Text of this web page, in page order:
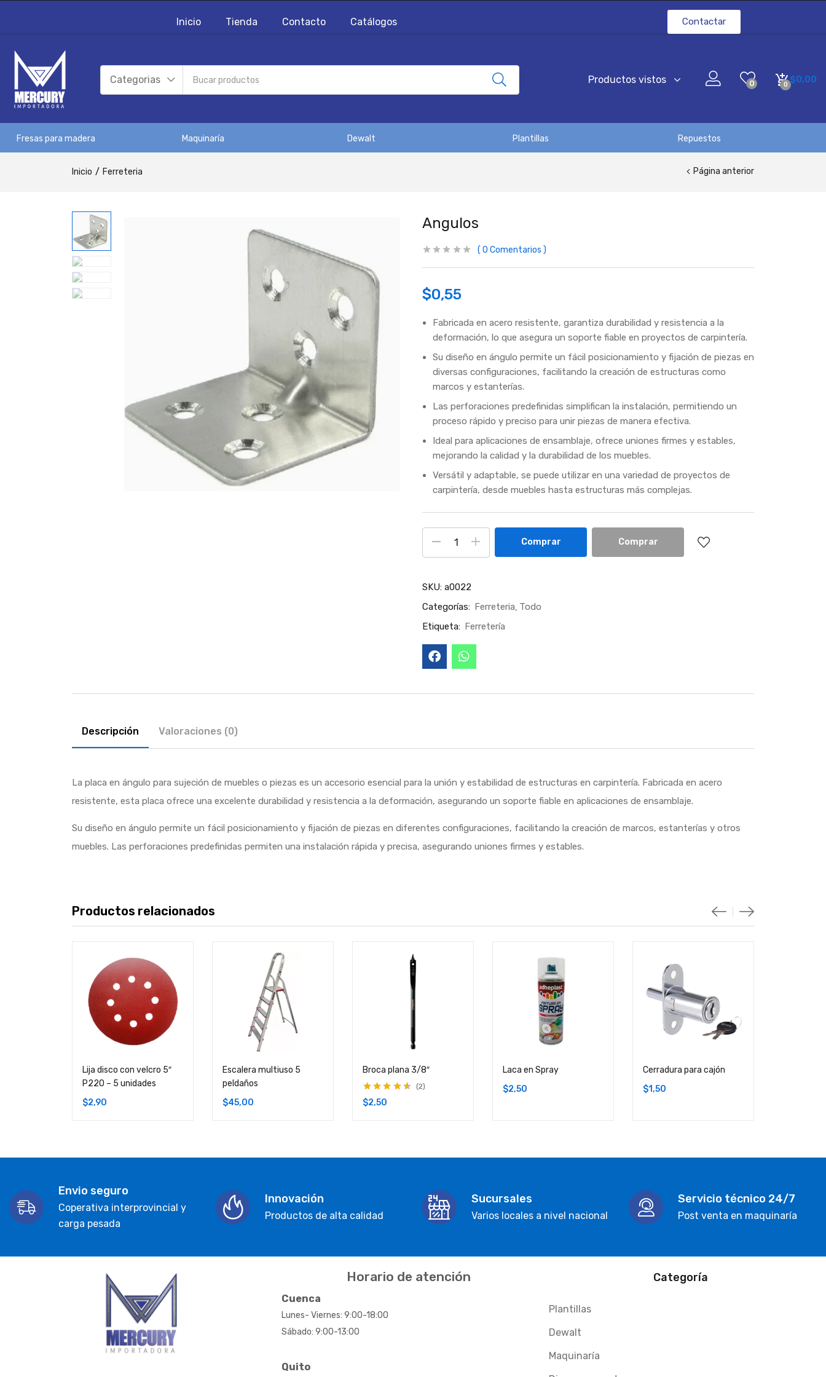
Inicio Tienda Contacto Catálogos Contactar
Categorias Productos vistos 0 0 $0,00
Fresas para madera Maquinaría Dewalt Plantillas Repuestos
Inicio Ferreteria Página anterior
Angulos
0 Comentarios
$0,55
Fabricada en acero resistente, garantiza durabilidad y resistencia a la
deformación, lo que asegura un soporte fiable en proyectos de carpintería.
Su diseño en ángulo permite un fácil posicionamiento y fijación de piezas en
diversas configuraciones, facilitando la creación de estructuras como
marcos y estanterías.
Las perforaciones predefinidas simplifican la instalación, permitiendo un
proceso rápido y preciso para unir piezas de manera efectiva.
Ideal para aplicaciones de ensamblaje, ofrece uniones firmes y estables,
mejorando la calidad y la durabilidad de los muebles.
Versátil y adaptable, se puede utilizar en una variedad de proyectos de
carpintería, desde muebles hasta estructuras más complejas.
Comprar Comprar
SKU: a0022
Categorías: Ferreteria Todo
Etiqueta: Ferretería
Descripción Valoraciones (0)
La placa en ángulo para sujeción de muebles o piezas es un accesorio esencial para la unión y estabilidad de estructuras en carpintería. Fabricada en acero
resistente, esta placa ofrece una excelente durabilidad y resistencia a la deformación, asegurando un soporte fiable en aplicaciones de ensamblaje.
Su diseño en ángulo permite un fácil posicionamiento y fijación de piezas en diferentes configuraciones, facilitando la creación de marcos, estanterías y otros
muebles. Las perforaciones predefinidas permiten una instalación rápida y precisa, asegurando uniones firmes y estables.
Productos relacionados
Lija disco con velcro 5″
P220 – 5 unidades
$2,90
Escalera multiuso 5
peldaños
$45,00
Broca plana 3/8″
Valorado en
4.50de 5
2
$2,50
Laca en Spray
$2,50
Cerradura para cajón
$1,50
Envio seguro
Coperativa interprovincial y
carga pesada
Innovación
Productos de alta calidad
Sucursales
Varios locales a nivel nacional
Servicio técnico 24/7
Post venta en maquinaría
Horario de atención
Cuenca
Lunes- Viernes: 9:00-18:00
Sábado: 9:00-13:00
Quito
Categoría
Plantillas
Dewalt
Maquinaría